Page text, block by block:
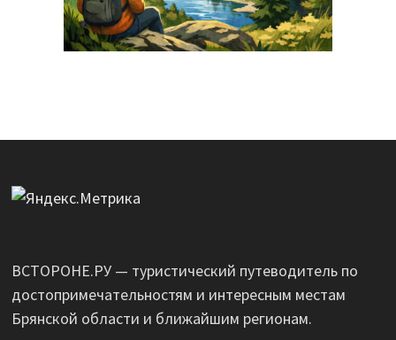
ВСТОРОНЕ.РУ — туристический путеводитель по
достопримечательностям и интересным местам
Брянской области и ближайшим регионам.